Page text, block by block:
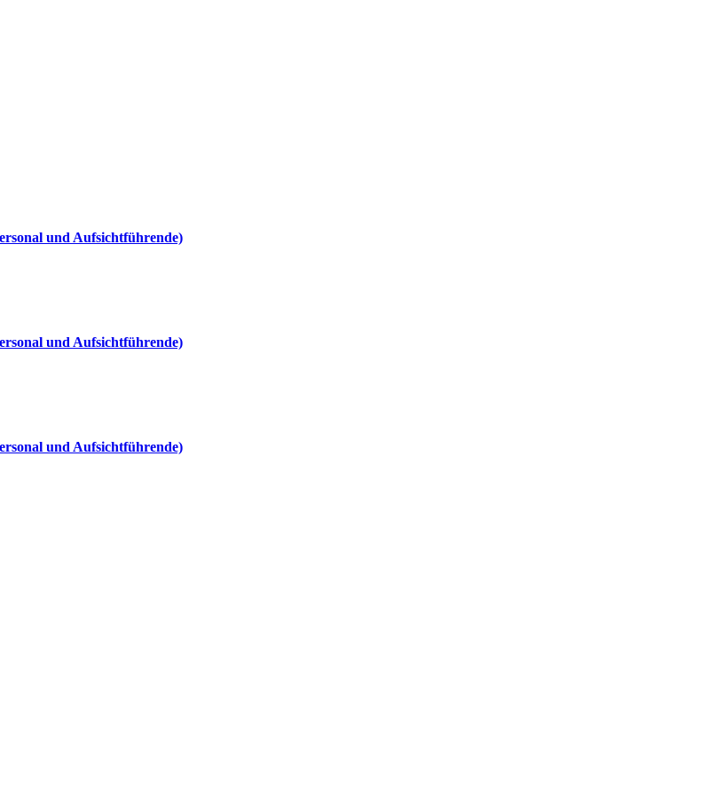
und Aufsichtführende)
und Aufsichtführende)
und Aufsichtführende)